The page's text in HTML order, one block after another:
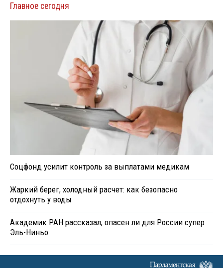
Главное сегодня
Соцфонд усилит контроль за выплатами медикам
Жаркий берег, холодный расчет: как безопасно
отдохнуть у воды
Академик РАН рассказал, опасен ли для России супер
Эль-Ниньо